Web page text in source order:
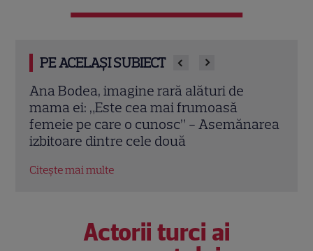
PE ACELAȘI SUBIECT
de
- Asemănarea
Cum arătau Andreea Bălan și
Ruge acum 20 de ani la Dansez
tine. Imagini de colecție
Actorii turci ai